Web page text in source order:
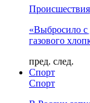
Происшествия
«Выбросило с
газового
пред. след.
Спорт
Спорт